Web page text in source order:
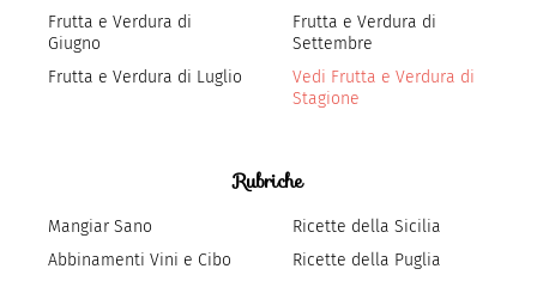
Frutta e Verdura di
Giugno
Frutta e Verdura di Luglio
Frutta e Verdura di
Settembre
Vedi Frutta e Verdura di
Stagione
Rubriche
Mangiar Sano
Abbinamenti Vini e Cibo
Ricette della Sicilia
Ricette della Puglia